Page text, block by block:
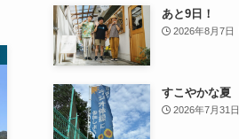
あと9日！
2026年8月7日
すこやかな夏
2026年7月31日